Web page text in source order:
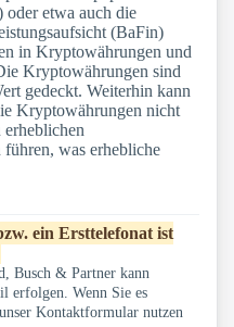
etwa auch die
(BaFin)
in Kryptowährungen und
Kryptowährungen sind
gedeckt. Weiterhin kann
Kryptowährungen nicht
was erhebliche
ein Ersttelefonat ist
Busch & Partner kann
erfolgen. Wenn Sie es
Kontaktformular nutzen